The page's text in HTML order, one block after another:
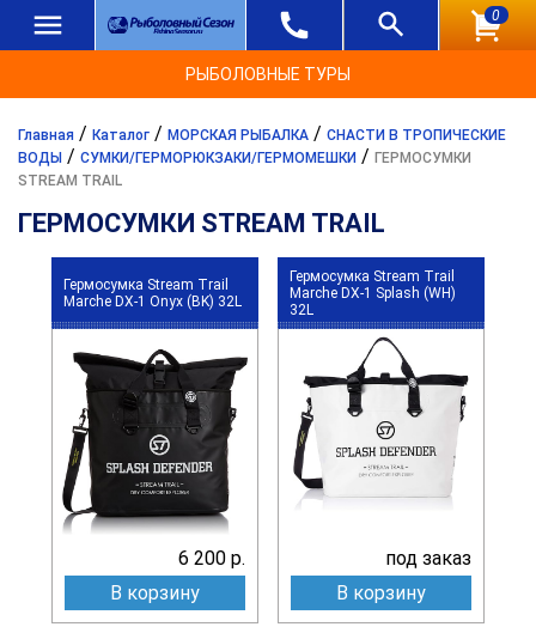
0
РЫБОЛОВНЫЕ ТУРЫ
Главная / Каталог / МОРСКАЯ РЫБАЛКА / СНАСТИ В ТРОПИЧЕСКИЕ
ВОДЫ / СУМКИ/ГЕРМОРЮКЗАКИ/ГЕРМОМЕШКИ / ГЕРМОСУМКИ
STREAM TRAIL
ГЕРМОСУМКИ STREAM TRAIL
Гермосумка Stream Trail
Marche DX-1 Onyx (BK) 32L
6 200 р.
В корзину
Гермосумка Stream Trail
Marche DX-1 Splash (WH)
32L
под заказ
В корзину